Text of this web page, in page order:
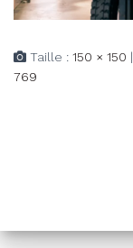
Taille : 150 × 150 |
769